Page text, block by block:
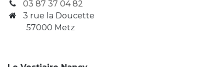
03 87 37 04 82
3 rue la Doucette
​ 57000 Metz